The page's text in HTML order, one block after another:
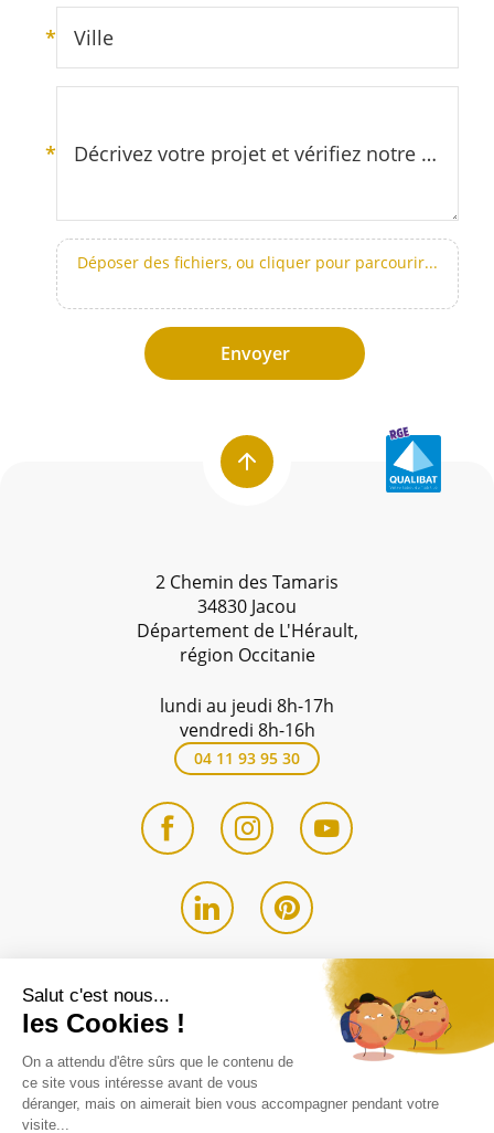
* Ville
* Décrivez votre projet et vérifiez notre zone d’intervention (secteur Montpellier et Hérault)
Déposer des fichiers, ou cliquer pour parcourir...
Envoyer
2 Chemin des Tamaris
34830 Jacou
Département de L'Hérault,
région Occitanie
lundi au jeudi 8h-17h
vendredi 8h-16h
04 11 93 95 30
4.9 / 5
groupe SWALT